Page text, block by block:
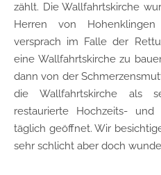
zählt. Die Wallfahrtskirche
Herren von
versprach im Falle der
eine Wallfahrtskirche zu
dann von der
die Wallfahrtskirche als
restaurierte Hochzeits-
täglich geöffnet. Wir
sehr schlicht aber doch